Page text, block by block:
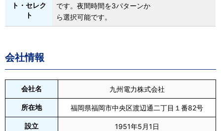
ト・セレク
ト
です。夜間時間を3パターンか
ら選択可能です。
会社情報
会社名 九州電力株式会社
所在地 福岡県福岡市中央区渡辺通二丁目１番82号
設立 1951年5月1日